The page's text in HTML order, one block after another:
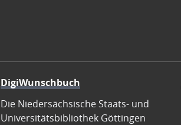
DigiWunschbuch
Die Niedersächsische Staats- und
Universitätsbibliothek Göttingen